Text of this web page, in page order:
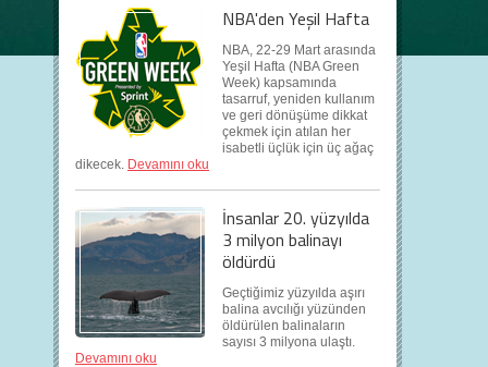
NBA'den Yeşil Hafta
NBA, 22-29 Mart arasında
Yeşil Hafta (NBA Green
Week) kapsamında
tasarruf, yeniden kullanım
ve geri dönüşüme dikkat
çekmek için atılan her
isabetli üçlük için üç ağaç
dikecek. Devamını oku
İnsanlar 20. yüzyılda
3 milyon balinayı
öldürdü
Geçtiğimiz yüzyılda aşırı
balina avcılığı yüzünden
öldürülen balinaların
sayısı 3 milyona ulaştı.
Devamını oku